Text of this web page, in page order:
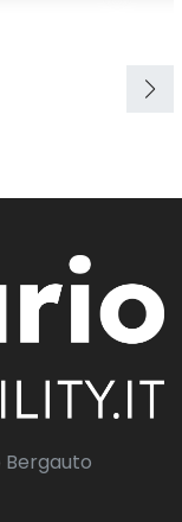
Bergauto